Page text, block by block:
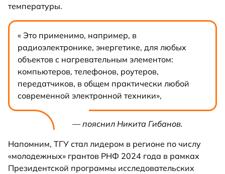
температуры.
« Это применимо, например, в
радиоэлектронике, энергетике, для любых
объектов с нагревательным элементом:
компьютеров, телефонов, роутеров,
передатчиков, в общем практически любой
современной электронной техники»,
— пояснил Никита Гибанов.
Напомним, ТГУ стал лидером в регионе по числу
«молодежных» грантов РНФ 2024 года в рамках
Президентской программы исследовательских